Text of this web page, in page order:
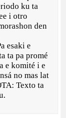
ku ta
i otro
den
esaki e
ta pa promé
e komité i e
no mas lat
Texto ta